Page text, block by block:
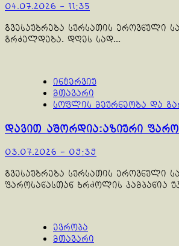
04.07.2026 - 11:35
გვესაუბრება სურსათის ეროვნული
გრძელდება. დღეს სად...
ინტერვიუ
მთავარი
სოფლის მეურნეობა და
დავით აშორდია:აზიური
03.07.2026 - 09:39
გვესაუბრება სურსათის ეროვნული
ფაროსანასთან ბრძოლის კამპანია
ევროპა
მთავარი